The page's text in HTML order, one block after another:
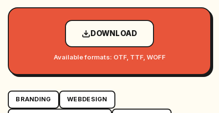
DOWNLOAD
Available formats: OTF, TTF, WOFF
BRANDING WEBDESIGN